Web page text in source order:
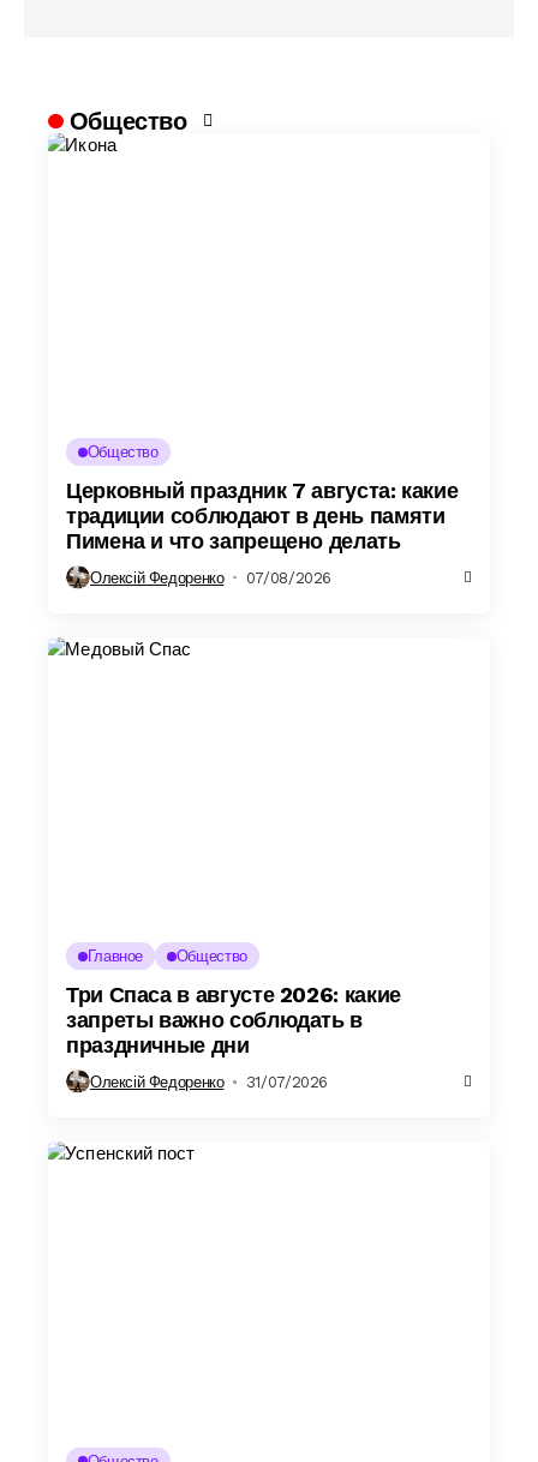
Общество
Общество
Церковный праздник 7 августа: какие
традиции соблюдают в день памяти
Пимена и что запрещено делать
Олексій Федоренко 07/08/2026
Главное Общество
Три Спаса в августе 2026: какие
запреты важно соблюдать в
праздничные дни
Олексій Федоренко 31/07/2026